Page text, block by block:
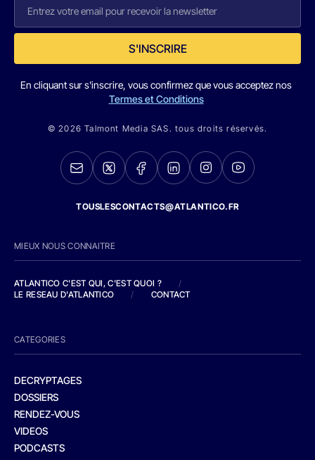
S'INSCRIRE
En cliquant sur s'inscrire, vous confirmez que vous acceptez nos
Termes et Conditions
© 2026 Talmont Media SAS. tous droits réservés.
TOUSLESCONTACTS@ATLANTICO.FR
MIEUX NOUS CONNAITRE
ATLANTICO C'EST QUI, C'EST QUOI ?
/
LE RESEAU D'ATLANTICO
/ CONTACT
CATEGORIES
DECRYPTAGES
DOSSIERS
RENDEZ-VOUS
VIDEOS
PODCASTS